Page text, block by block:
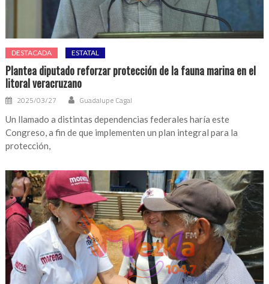
DESTACADA ESTATAL
Plantea diputado reforzar protección de la fauna marina en el
litoral veracruzano
2025/03/27 Guadalupe Cagal
Un llamado a distintas dependencias federales haría este
Congreso, a fin de que implementen un plan integral para la
protección,